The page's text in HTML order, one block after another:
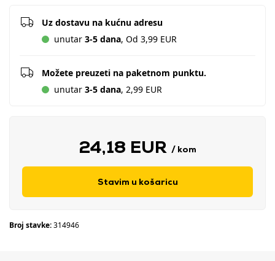
Uz dostavu na kućnu adresu
unutar 3-5 dana, Od 3,99 EUR
Možete preuzeti na paketnom punktu.
unutar 3-5 dana, 2,99 EUR
24,18 EUR / kom
Stavim u košaricu
Broj stavke:314946